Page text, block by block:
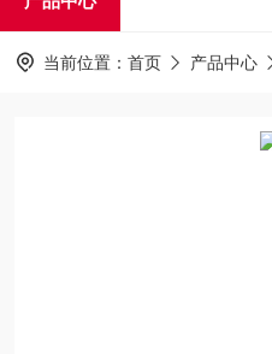
当前位置： 首页 产品中心